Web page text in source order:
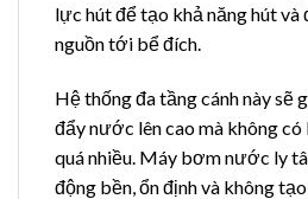
lực hút để tạo khả năng hút
nguồn tới bể đích.
Hệ thống đa tầng cánh này sẽ
đẩy nước lên cao mà không có
quá nhiều. Máy bơm nước ly
động bền, ổn định và không